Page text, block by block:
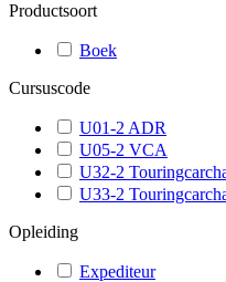
Productsoort
Boek
Cursuscode
U01-2 ADR
U05-2 VCA
U32-2
U33-2
Opleiding
Expediteur